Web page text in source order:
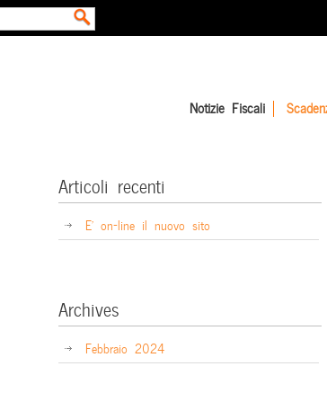
Notizie Fiscali
Articoli recenti
E’ on-line il nuovo sito
Archives
Febbraio 2024